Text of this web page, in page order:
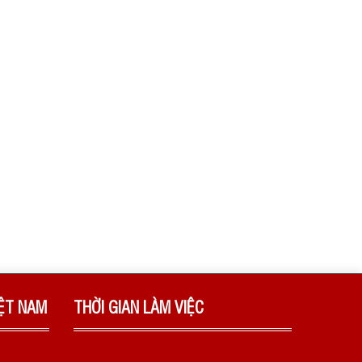
NAM THỜI GIAN LÀM VIỆC